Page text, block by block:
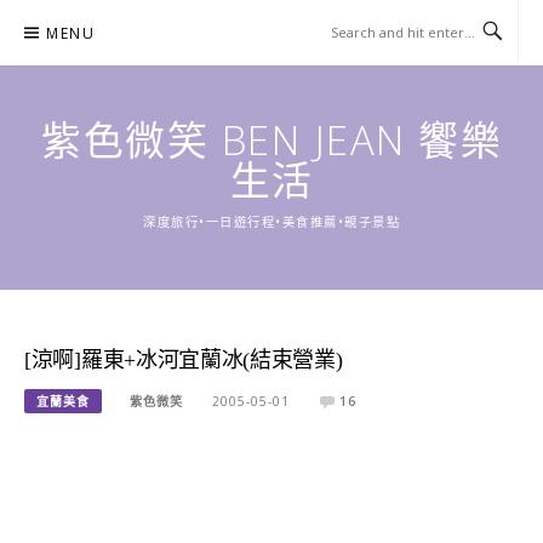
content
MENU
紫色微笑 BEN JEAN 饗樂
生活
深度旅行•一日遊行程•美食推薦•親子景點
[涼啊]羅東+冰河宜蘭冰(結束營業)
宜蘭美食 紫色微笑 2005-05-01 16